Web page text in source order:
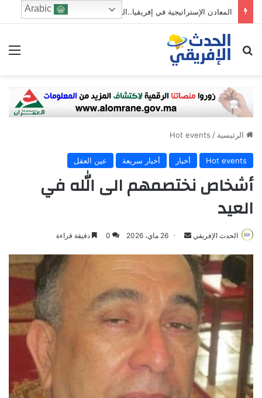
المعادن الإستراتيجية في إفريقيا..الذهب الجديد للاقتصاد العالمي
ابحث عن
الرئيسية /
Hot events
Hot events أخبار أخبار سريعة عين العقل
أشخاص نختصمهم الى الله في
العيد
الحدث الإفريقي
Send26 ماي، 2026 0 دقيقة قراءة
Arabic